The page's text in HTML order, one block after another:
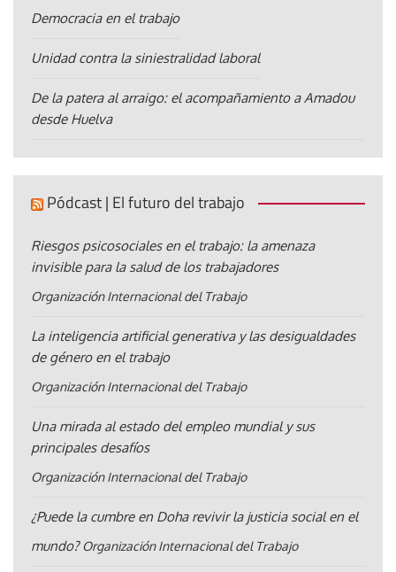
Democracia en el trabajo
Unidad contra la siniestralidad laboral
De la patera al arraigo: el acompañamiento a Amadou
desde Huelva
Pódcast | El futuro del trabajo
Riesgos psicosociales en el trabajo: la amenaza
invisible para la salud de los trabajadores
Organización Internacional del Trabajo
La inteligencia artificial generativa y las desigualdades
de género en el trabajo
Organización Internacional del Trabajo
Una mirada al estado del empleo mundial y sus
principales desafíos
Organización Internacional del Trabajo
¿Puede la cumbre en Doha revivir la justicia social en el
mundo? Organización Internacional del Trabajo